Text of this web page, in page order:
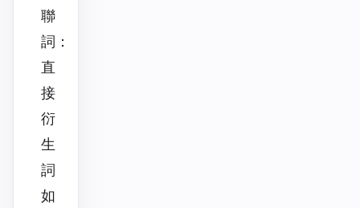
聯
詞：
直
接
衍
生
詞
如